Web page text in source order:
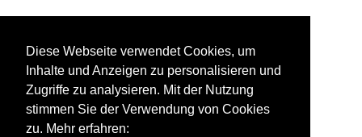
Diese Webseite verwendet Cookies, um
Inhalte und Anzeigen zu personalisieren und
Zugriffe zu analysieren. Mit der Nutzung
stimmen Sie der Verwendung von Cookies
zu. Mehr erfahren: